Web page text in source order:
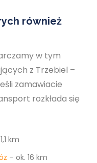
również
w tym
z Trzebiel –
zamawiacie
rozkłada się
km
– ok. 16 km